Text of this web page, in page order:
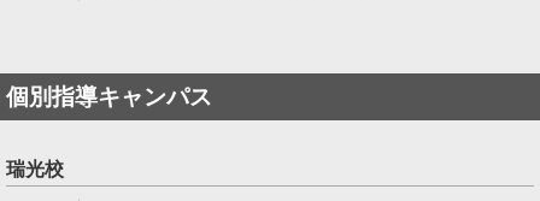
個別指導キャンパス
瑞光校